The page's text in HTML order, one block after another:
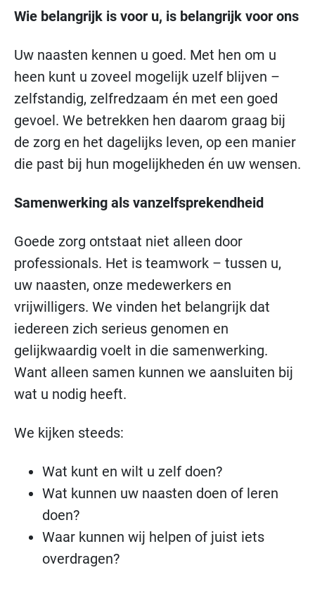
Wie belangrijk is voor u, is belangrijk voor ons
Uw naasten kennen u goed. Met hen om u
heen kunt u zoveel mogelijk uzelf blijven –
zelfstandig, zelfredzaam én met een goed
gevoel. We betrekken hen daarom graag bij
de zorg en het dagelijks leven, op een manier
die past bij hun mogelijkheden én uw wensen.
Samenwerking als vanzelfsprekendheid
Goede zorg ontstaat niet alleen door
professionals. Het is teamwork – tussen u,
uw naasten, onze medewerkers en
vrijwilligers. We vinden het belangrijk dat
iedereen zich serieus genomen en
gelijkwaardig voelt in die samenwerking.
Want alleen samen kunnen we aansluiten bij
wat u nodig heeft.
We kijken steeds:
Wat kunt en wilt u zelf doen?
Wat kunnen uw naasten doen of leren
doen?
Waar kunnen wij helpen of juist iets
overdragen?